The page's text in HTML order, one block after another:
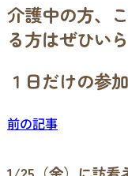
介護中の方、
る方はぜひい
１日だけの参
前の記事